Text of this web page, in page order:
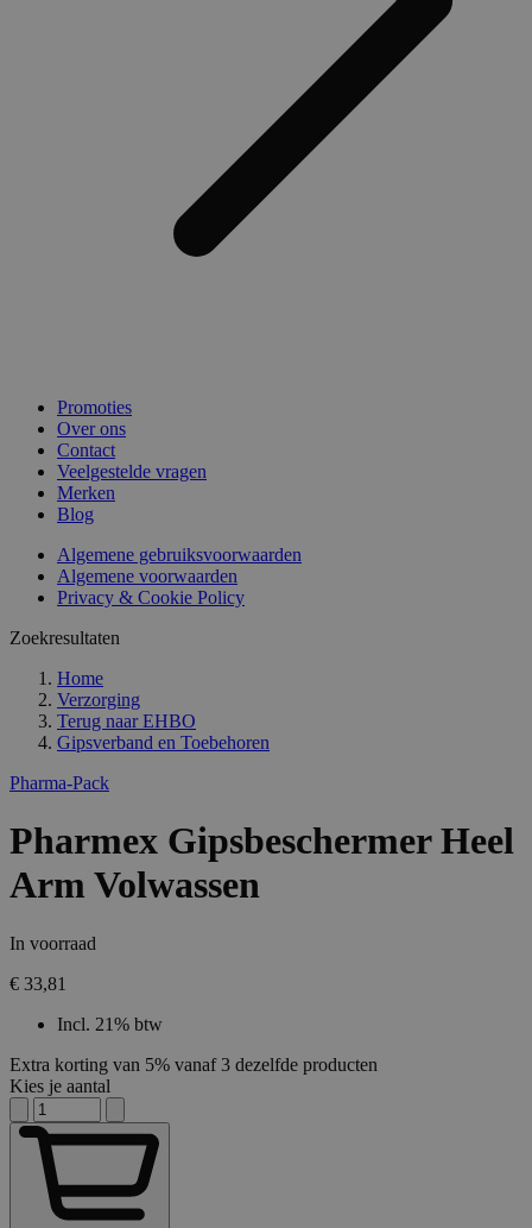
Promoties
Over ons
Contact
Veelgestelde vragen
Merken
Blog
Algemene gebruiksvoorwaarden
Algemene voorwaarden
Privacy & Cookie Policy
Zoekresultaten
Home
Verzorging
Terug naar EHBO
Gipsverband en Toebehoren
Pharma-Pack
Pharmex Gipsbeschermer Heel
Arm Volwassen
In voorraad
€ 33,81
Incl. 21% btw
Extra korting van 5% vanaf 3 dezelfde producten
Kies je aantal